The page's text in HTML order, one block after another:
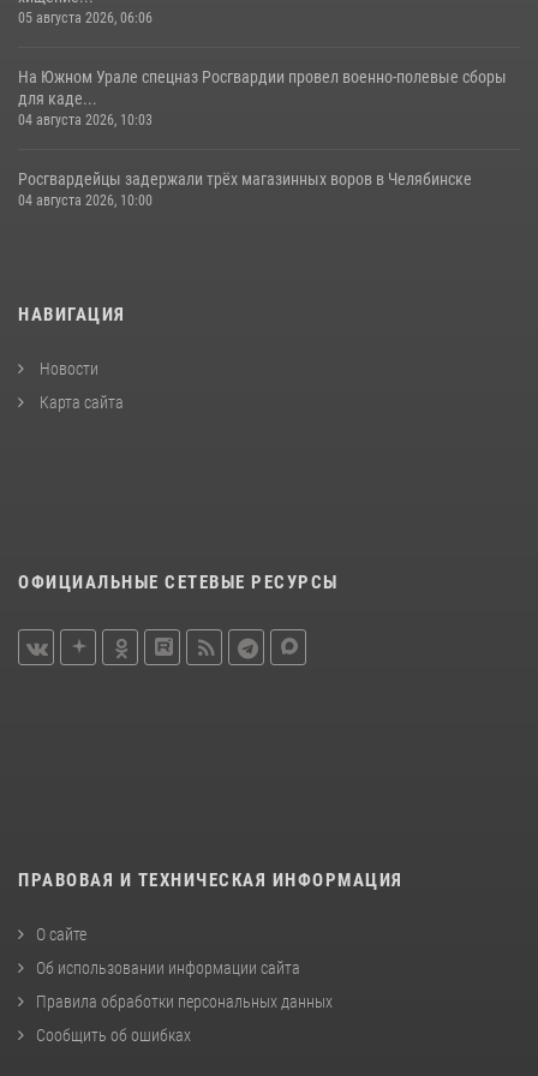
05 августа 2026, 06:06
На Южном Урале спецназ Росгвардии провел военно-полевые сборы
для каде...
04 августа 2026, 10:03
Росгвардейцы задержали трёх магазинных воров в Челябинске
04 августа 2026, 10:00
НАВИГАЦИЯ
Новости
Карта сайта
ОФИЦИАЛЬНЫЕ СЕТЕВЫЕ РЕСУРСЫ
ПРАВОВАЯ И ТЕХНИЧЕСКАЯ ИНФОРМАЦИЯ
О сайте
Об использовании информации сайта
Правила обработки персональных данных
Сообщить об ошибках